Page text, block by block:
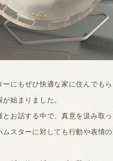
ーにもぜひ快適な家に住んでも
始まりました。
お話する中で、真意を汲み取
ムスターに対しても行動や表情